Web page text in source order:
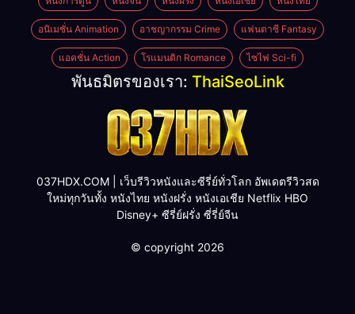
อนิเมชั่น Animation อาชญากรรม Crime แฟนตาซี Fantasy
แอคชั่น Action โรแมนติก Romance ไซไฟ Sci-fi
พันธมิตรของเรา: ThaiSeoLink
037HDX.COM | เว็บรีวิวหนังและซีรี่ย์ทั่วโลก อัพเดตรีวิวสด
ใหม่ทุกวันทั้ง หนังไทย หนังฝรั่ง หนังเอเชีย Netflix HBO
Disney+ ซีรี่ย์ฝรั่ง ซี่รี่ย์จีน
© copyright 2026